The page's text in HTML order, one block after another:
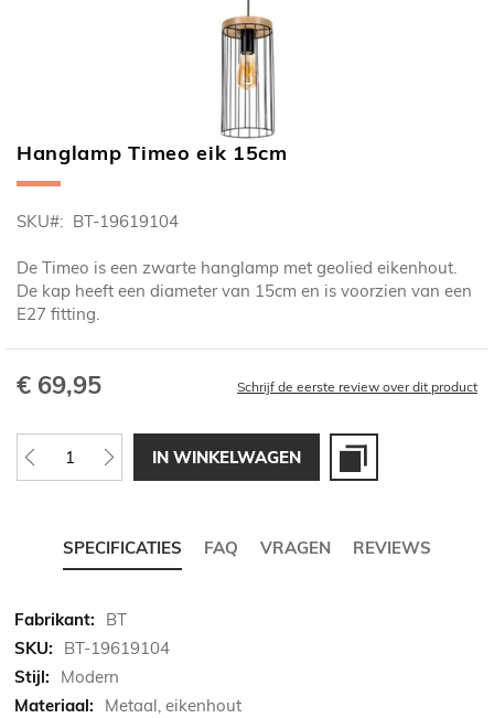
Ga
naar
begin
de
afbeeldingen-
gallerij
Hanglamp Timeo eik 15cm
SKU BT-19619104
De Timeo is een zwarte hanglamp met geolied eikenhout.
De kap heeft een diameter van 15cm en is voorzien van een
E27 fitting.
€ 69,95 Schrijf de eerste review over dit product
IN WINKELWAGEN
SPECIFICATIES FAQ VRAGEN REVIEWS
Meer
informatie
BT
BT-19619104
Modern
Metaal, eikenhout